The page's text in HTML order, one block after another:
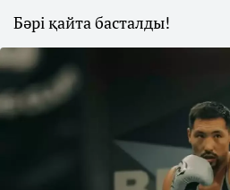
Бәрі қайта басталды!